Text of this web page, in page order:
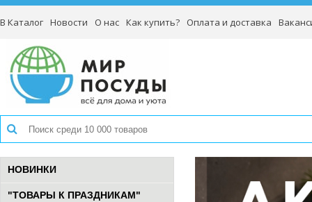
В Каталог Новости О нас Как купить? Оплата и доставка
НОВИНКИ
"ТОВАРЫ К ПРАЗДНИКАМ"